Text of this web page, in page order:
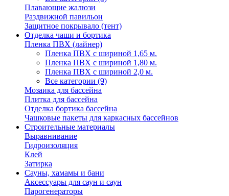
Плавающие жалюзи
Раздвижной павильон
Защитное покрывало (тент)
Отделка чаши и бортика
Пленка ПВХ (лайнер)
Пленка ПВХ с шириной 1,65 м.
Пленка ПВХ с шириной 1,80 м.
Пленка ПВХ с шириной 2,0 м.
Все категории (9)
Мозаика для бассейна
Плитка для бассейна
Отделка бортика бассейна
Чашковые пакеты для каркасных бассейнов
Строительные материалы
Выравнивание
Гидроизоляция
Клей
Затирка
Сауны, хамамы и бани
Аксессуары для саун и саун
Парогенераторы